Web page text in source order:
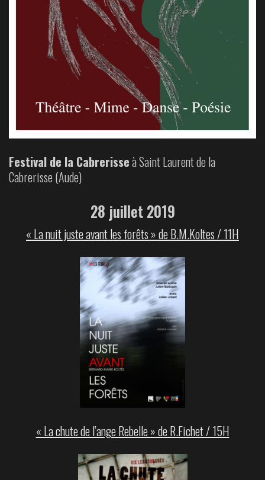
Festival de la Cabrerisseà Saint Laurent de la
Cabrerisse (Aude)
28 juillet 2019
« La nuit juste avant les forêts » de B.M.Koltes / 11H
« La chute de l’ange Rebelle » de R.Fichet / 15H